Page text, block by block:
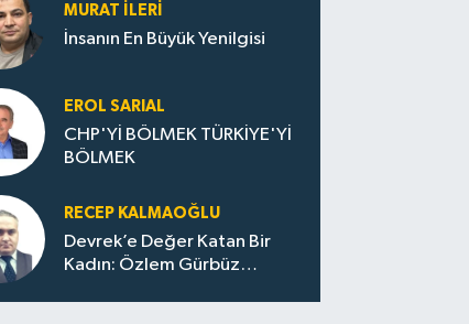
MURAT İLERI
İnsanın En Büyük Yenilgisi
EROL SARIAL
CHP'Yİ BÖLMEK TÜRKİYE'Yİ
BÖLMEK
RECEP KALMAOĞLU
Devrek’e Değer Katan Bir
Kadın: Özlem Gürbüz